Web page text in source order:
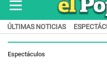
ÚLTIMAS NOTICIAS
Espectáculos